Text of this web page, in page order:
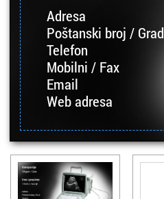
Adresa
Poštanski broj / Grad
Telefon
Mobilni / Fax
Email
Web adresa